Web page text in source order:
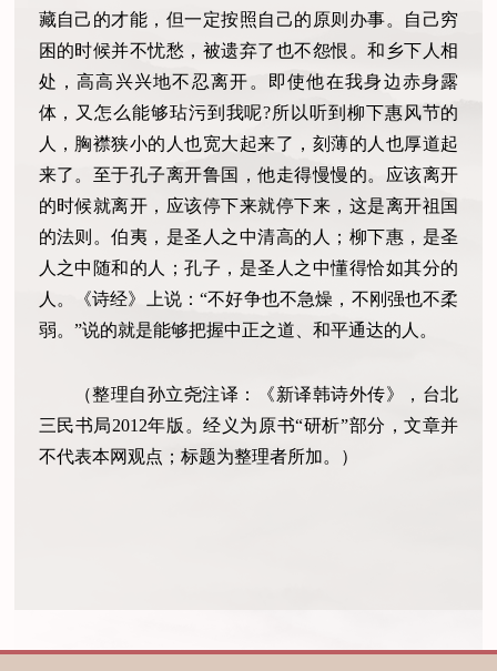
藏自己的才能，但一定按照自己的原则办事。自己穷
困的时候并不忧愁，被遗弃了也不怨恨。和乡下人相
处，高高兴兴地不忍离开。即使他在我身边赤身露
体，又怎么能够玷污到我呢?所以听到柳下惠风节的
人，胸襟狭小的人也宽大起来了，刻薄的人也厚道起
来了。至于孔子离开鲁国，他走得慢慢的。应该离开
的时候就离开，应该停下来就停下来，这是离开祖国
的法则。伯夷，是圣人之中清高的人；柳下惠，是圣
人之中随和的人；孔子，是圣人之中懂得恰如其分的
人。《诗经》上说：“不好争也不急燥，不刚强也不柔
弱。”说的就是能够把握中正之道、和平通达的人。
（整理自孙立尧注译：《新译韩诗外传》，台北
三民书局2012年版。经义为原书“研析”部分，文章并
不代表本网观点；标题为整理者所加。）